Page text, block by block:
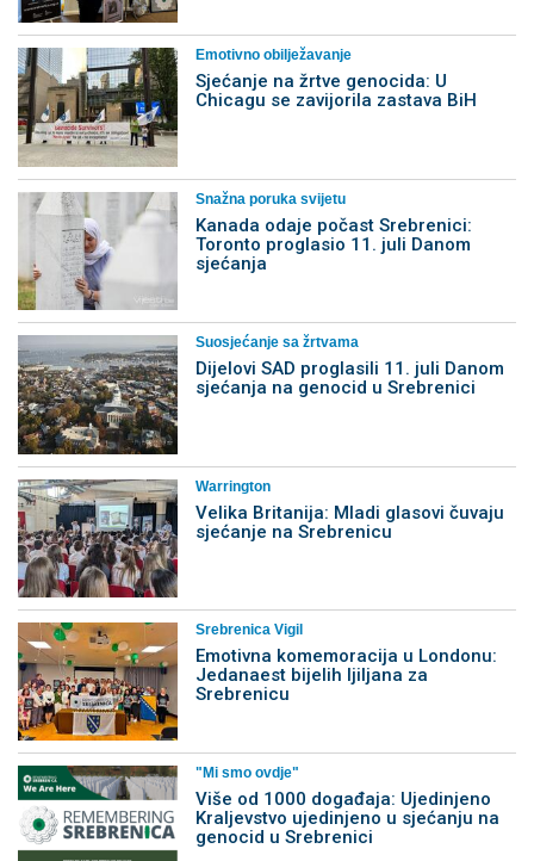
Emotivno obilježavanje
Sjećanje na žrtve genocida: U
Chicagu se zavijorila zastava BiH
Snažna poruka svijetu
Kanada odaje počast Srebrenici:
Toronto proglasio 11. juli Danom
sjećanja
Suosjećanje sa žrtvama
Dijelovi SAD proglasili 11. juli Danom
sjećanja na genocid u Srebrenici
Warrington
Velika Britanija: Mladi glasovi čuvaju
sjećanje na Srebrenicu
Srebrenica Vigil
Emotivna komemoracija u Londonu:
Jedanaest bijelih ljiljana za
Srebrenicu
"Mi smo ovdje"
Više od 1000 događaja: Ujedinjeno
Kraljevstvo ujedinjeno u sjećanju na
genocid u Srebrenici